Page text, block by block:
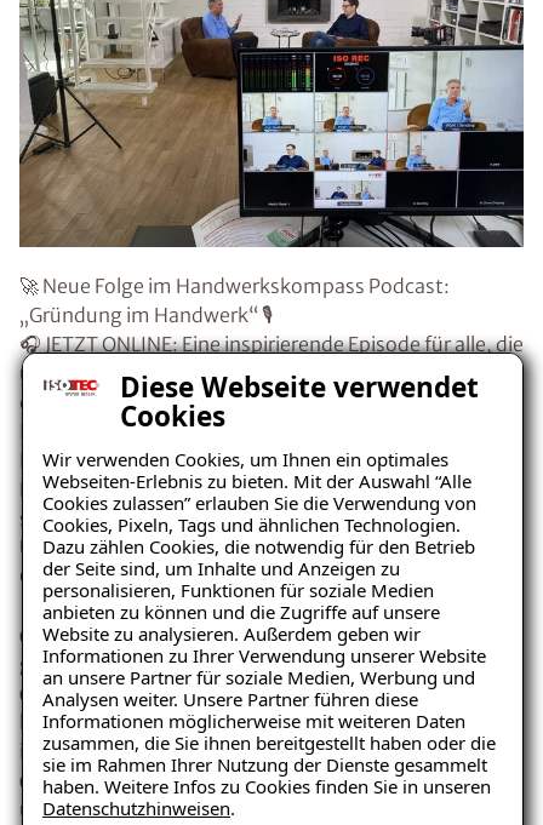
Diese Webseite verwendet
Cookies
Wir verwenden Cookies, um Ihnen ein optimales
Webseiten-Erlebnis zu bieten. Mit der Auswahl “Alle
Cookies zulassen” erlauben Sie die Verwendung von
Cookies, Pixeln, Tags und ähnlichen Technologien.
Dazu zählen Cookies, die notwendig für den Betrieb
der Seite sind, um Inhalte und Anzeigen zu
personalisieren, Funktionen für soziale Medien
anbieten zu können und die Zugriffe auf unsere
Website zu analysieren. Außerdem geben wir
Informationen zu Ihrer Verwendung unserer Website
an unsere Partner für soziale Medien, Werbung und
Analysen weiter. Unsere Partner führen diese
Informationen möglicherweise mit weiteren Daten
zusammen, die Sie ihnen bereitgestellt haben oder die
sie im Rahmen Ihrer Nutzung der Dienste gesammelt
haben. Weitere Infos zu Cookies finden Sie in unseren
Datenschutzhinweisen.
🚀 Neue Folge im Handwerkskompass Podcast:
„Gründung im Handwerk“ 🎙️
🎧 JETZT ONLINE: Eine inspirierende Episode für alle, die
über eine Gründung nachdenken – oder einfach von
einem echten Profi lernen wollen!
In dieser Folge spricht unser Host Marcel mit Horst
Becker, dem Gründer und Geschäftsführer von ISOTEC.
Horst teilt seine persönliche Gründungsgeschichte,
spricht über die Herausforderungen und Chancen als
Unternehmer und gibt wertvolle Einblicke in die
Gründungsmentalität in Deutschland. 💡
🔥 Das erwartet euch:
👉 Wie hat Horst angefangen und was waren seine
größten Learnings?
👉 Welche Fragen solltest du dir stellen, um
herauszufinden, ob Gründung der richtige Weg für dich
ist?
👉 Die Vorteile des Unternehmertums und worauf du
unbedingt vorbereitet sein solltest.